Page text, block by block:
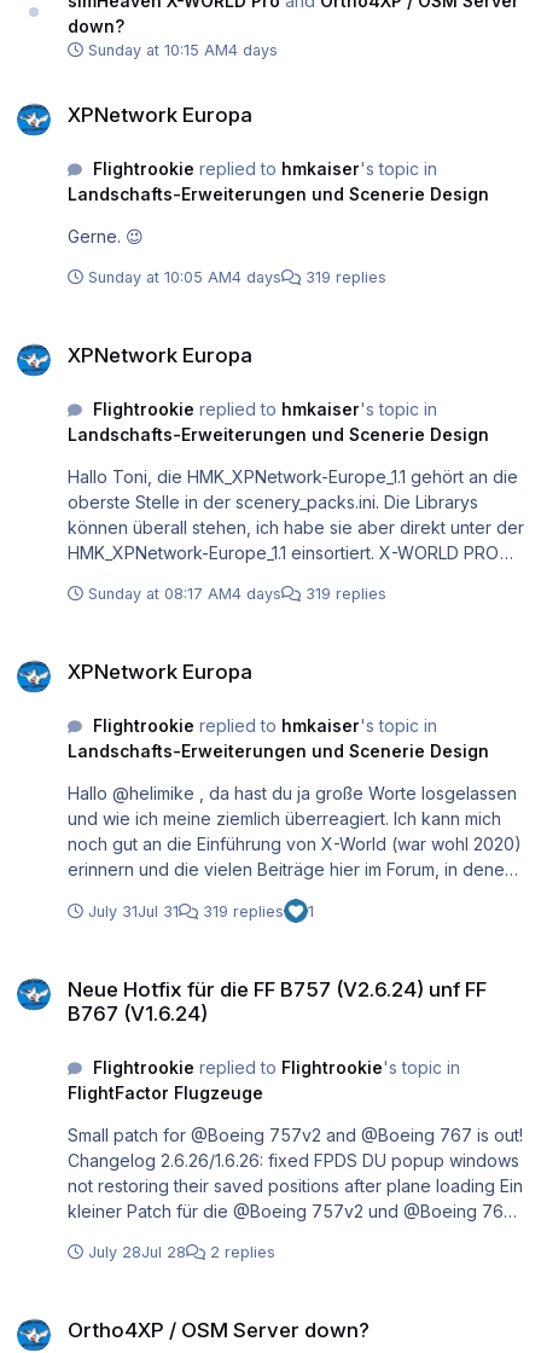
Programmprobleme durch diesen Hinweis beseitigen,
denn die zu entpackenden Dateien sind mittlerweile sehr
bekommen, dass hier auch WinRar und WinZip nicht
Happy landings und viele Grüße Horst
down?
Sunday at 10:15 AM4 days
XPNetwork Europa
Flightrookie replied to hmkaiser's topic in
Landschafts-Erweiterungen und Scenerie Design
Gerne. 😉
Sunday at 10:05 AM4 days 319 replies
XPNetwork Europa
Flightrookie replied to hmkaiser's topic in
Landschafts-Erweiterungen und Scenerie Design
Hallo Toni, die HMK_XPNetwork-Europe_1.1 gehört an die
oberste Stelle in der scenery_packs.ini. Die Librarys
können überall stehen, ich habe sie aber direkt unter der
HMK_XPNetwork-Europe_1.1 einsortiert. X-WORLD PRO
Airports* und Landmarks einsortiert. Gruß Horst
Sunday at 08:17 AM4 days 319 replies
XPNetwork Europa
Flightrookie replied to hmkaiser's topic in
Landschafts-Erweiterungen und Scenerie Design
Hallo @helimike , da hast du ja große Worte losgelassen
und wie ich meine ziemlich überreagiert. Ich kann mich
noch gut an die Einführung von X-World (war wohl 2020)
erinnern und die vielen Beiträge hier im Forum, in denen
auf Fehler hingewiesen wurde. Leider kann dies bei
solch komplexen Programmen vorkommen, ärgerlich,
man kann stundenlang durch die neuen Landschaften
fliegen, irgendwann wird man augenkrank und sieht vllt.
der aufmerksame User mithelfen, damit Fehler an
support@simheaven.com gemeldet werden. Hier wird
sich dann das Team um Klärung und Abhilfe kümmern,
sodass dieses Produkt weitergepflegt wird und immer
besser wird. Jeder, der sich mit Szenerie-Entwicklung
beschäftigt, weiß von den Fallstricken, die OSM-Daten
verursachen können. Davon wird auch X-WORLD Pro
nicht verschont werden. Aber Fehler lassen per Updates
Hier hatte bedauerlicherweise der Druck zum
July 31Jul 31 319 replies 1
Neue Hotfix für die FF B757 (V2.6.24) unf FF
B767 (V1.6.24)
Flightrookie replied to Flightrookie's topic in
FlightFactor Flugzeuge
Small patch for @Boeing 757v2 and @Boeing 767 is out!
Changelog 2.6.26/1.6.26: fixed FPDS DU popup windows
not restoring their saved positions after plane loading Ein
kleiner Patch für die @Boeing 757v2 und @Boeing 767
bei dem die FPDS-DU-Pop-up-Fenster nach dem Laden
July 28Jul 28 2 replies
Ortho4XP / OSM Server down?